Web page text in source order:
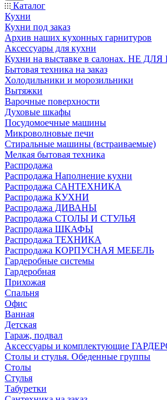
Каталог
Кухни
Кухни под заказ
Архив наших кухонных гарнитуров
Аксессуары для кухни
Кухни на выставке в салонах. НЕ
Бытовая техника на заказ
Холодильники и морозильники
Вытяжки
Варочные поверхности
Духовые шкафы
Посудомоечные машины
Микроволновые печи
Стиральные машины (встраиваемые)
Мелкая бытовая техника
Распродажа
Распродажа Наполнение кухни
Распродажа САНТЕХНИКА
Распродажа КУХНИ
Распродажа ДИВАНЫ
Распродажа СТОЛЫ И СТУЛЬЯ
Распродажа ШКАФЫ
Распродажа ТЕХНИКА
Распродажа КОРПУСНАЯ МЕБЕЛЬ
Гардеробные системы
Гардеробная
Прихожая
Спальня
Офис
Ванная
Детская
Гараж, подвал
Аксессуары и комплектующие
Столы и стулья. Обеденные группы
Столы
Стулья
Табуретки